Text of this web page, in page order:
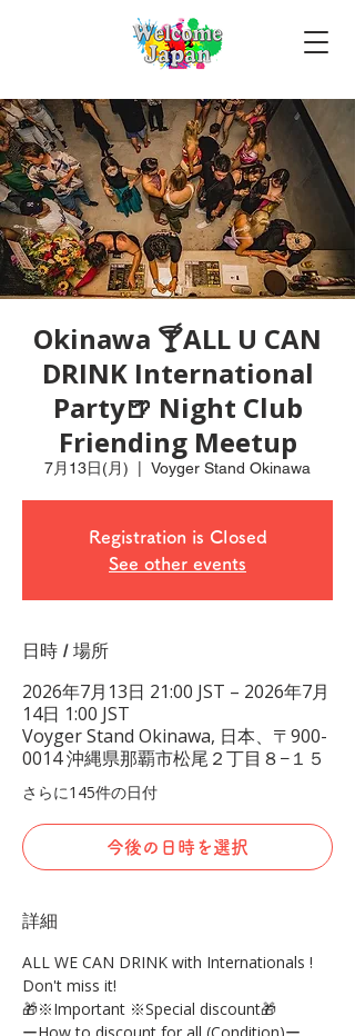
Okinawa 🍸ALL U CAN
DRINK International
Party🍺 Night Club
Friending Meetup
7月13日(月) Voyger Stand Okinawa
Registration is Closed
See other events
日時 / 場所
2026年7月13日 21:00 JST – 2026年7月
14日 1:00 JST
Voyger Stand Okinawa, 日本、〒900-
0014 沖縄県那覇市松尾２丁目８−１５
さらに145件の日付
今後の日時を選択
詳細
ALL WE CAN DRINK with Internationals !
Don't miss it!
🎁※Important ※Special discount🎁